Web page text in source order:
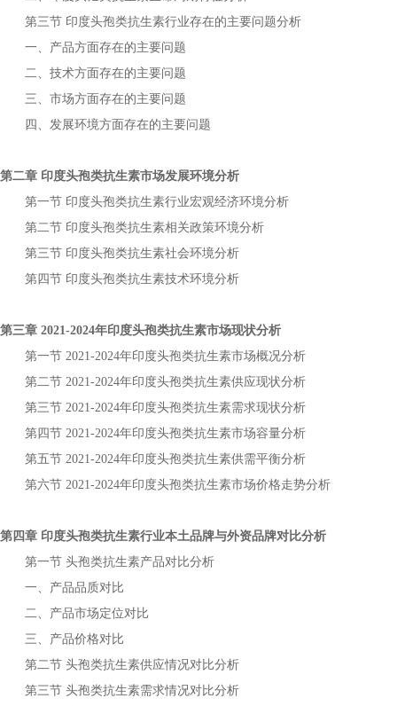
第三节 印度头孢类抗生素行业存在的主要问题分析
一、产品方面存在的主要问题
二、技术方面存在的主要问题
三、市场方面存在的主要问题
四、发展环境方面存在的主要问题
第二章 印度头孢类抗生素市场发展环境分析
第一节 印度头孢类抗生素行业宏观经济环境分析
第二节 印度头孢类抗生素相关政策环境分析
第三节 印度头孢类抗生素社会环境分析
第四节 印度头孢类抗生素技术环境分析
第三章 2021-2024年印度头孢类抗生素市场现状分析
第一节 2021-2024年印度头孢类抗生素市场概况分析
第二节 2021-2024年印度头孢类抗生素供应现状分析
第三节 2021-2024年印度头孢类抗生素需求现状分析
第四节 2021-2024年印度头孢类抗生素市场容量分析
第五节 2021-2024年印度头孢类抗生素供需平衡分析
第六节 2021-2024年印度头孢类抗生素市场价格走势分析
第四章 印度头孢类抗生素行业本土品牌与外资品牌对比分析
第一节 头孢类抗生素产品对比分析
一、产品品质对比
二、产品市场定位对比
三、产品价格对比
第二节 头孢类抗生素供应情况对比分析
第三节 头孢类抗生素需求情况对比分析